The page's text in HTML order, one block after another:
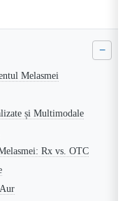
−
Melasmei
și Multimodale
Rx vs. OTC